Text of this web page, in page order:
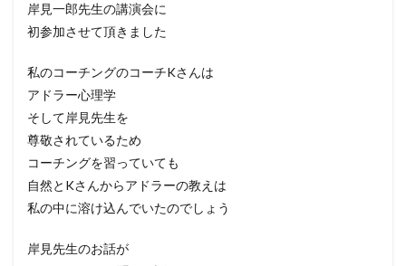
岸見一郎先生の講演会に
初参加させて頂きました
私のコーチングのコーチKさんは
アドラー心理学
そして岸見先生を
尊敬されているため
コーチングを習っていても
自然とKさんからアドラーの教えは
私の中に溶け込んでいたのでしょう
岸見先生のお話が